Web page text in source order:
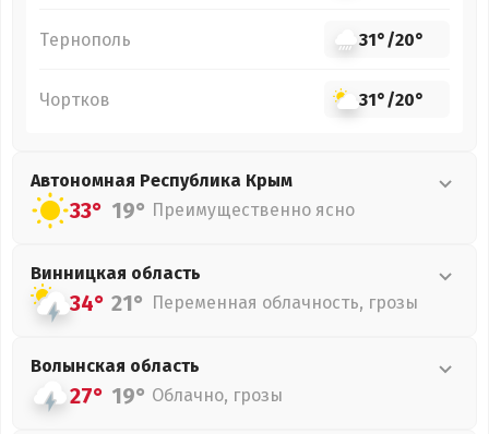
Тернополь 31°/20°
Чортков 31°/20°
Автономная Республика Крым
33° 19° Преимущественно ясно
Винницкая область
34° 21° Переменная облачность, грозы
Волынская область
27° 19° Облачно, грозы